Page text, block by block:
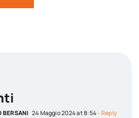
BERSANI 24 Maggio 2024 at 8:54- Reply